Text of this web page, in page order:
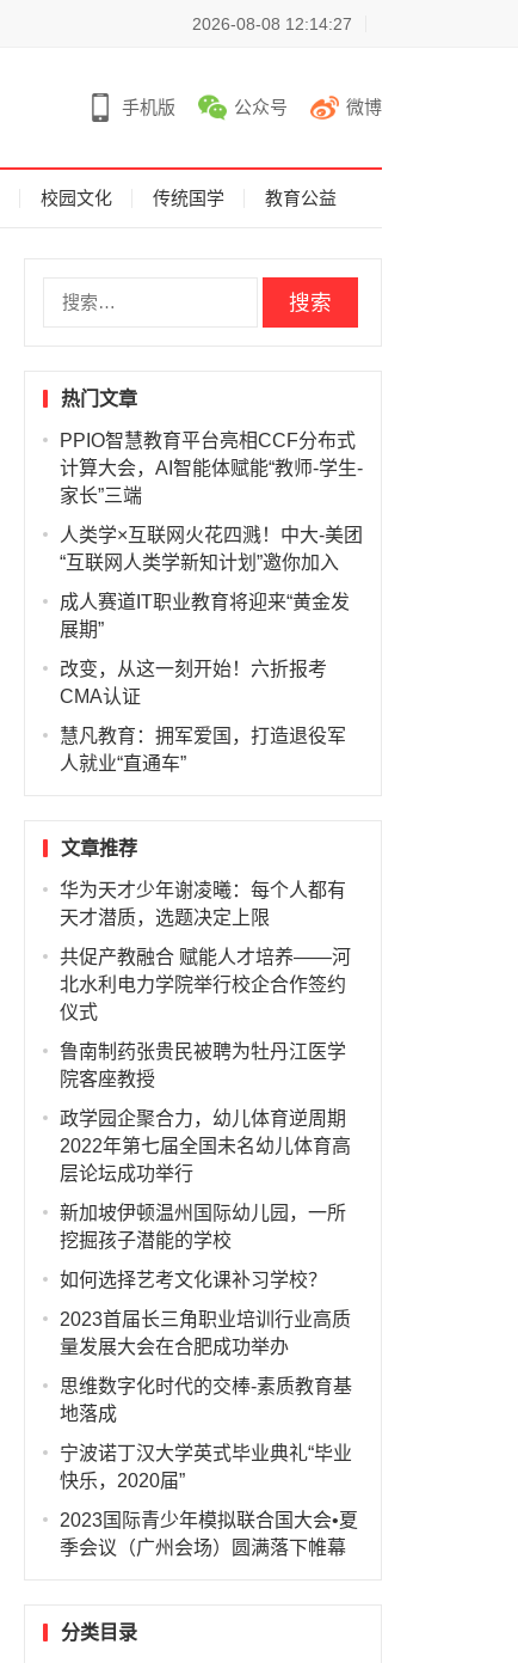
2026-08-08 12:14:27
手机版 公众号 微博
校园文化 传统国学 教育公益
热门文章
PPIO智慧教育平台亮相CCF分布式
计算大会，AI智能体赋能“教师-学生-
家长”三端
人类学×互联网火花四溅！中大-美团
“互联网人类学新知计划”邀你加入
成人赛道IT职业教育将迎来“黄金发
展期”
改变，从这一刻开始！六折报考
CMA认证
慧凡教育：拥军爱国，打造退役军
人就业“直通车”
文章推荐
华为天才少年谢凌曦：每个人都有
天才潜质，选题决定上限
共促产教融合 赋能人才培养——河
北水利电力学院举行校企合作签约
仪式
鲁南制药张贵民被聘为牡丹江医学
院客座教授
政学园企聚合力，幼儿体育逆周期
2022年第七届全国未名幼儿体育高
层论坛成功举行
新加坡伊顿温州国际幼儿园，一所
挖掘孩子潜能的学校
如何选择艺考文化课补习学校？
2023首届长三角职业培训行业高质
量发展大会在合肥成功举办
思维数字化时代的交棒-素质教育基
地落成
宁波诺丁汉大学英式毕业典礼“毕业
快乐，2020届”
2023国际青少年模拟联合国大会•夏
季会议（广州会场）圆满落下帷幕
分类目录